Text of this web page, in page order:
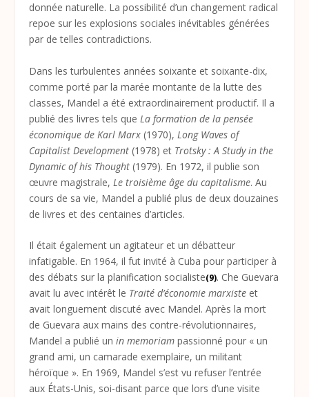
donnée naturelle. La possibilité d’un changement radical
repoe sur les explosions sociales inévitables générées
par de telles contradictions.
Dans les turbulentes années soixante et soixante-dix,
comme porté par la marée montante de la lutte des
classes, Mandel a été extraordinairement productif. Il a
publié des livres tels que La formation de la pensée
économique de Karl Marx (1970), Long Waves of
Capitalist Development(1978) et Trotsky : A Study in the
Dynamic of his Thought (1979). En 1972, il publie son
œuvre magistrale, Le troisième âge du capitalisme. Au
cours de sa vie, Mandel a publié plus de deux douzaines
de livres et des centaines d’articles.
Il était également un agitateur et un débatteur
infatigable. En 1964, il fut invité à Cuba pour participer à
des débats sur la planification socialiste(9). Che Guevara
avait lu avec intérêt le Traité d’économie marxiste et
avait longuement discuté avec Mandel. Après la mort
de Guevara aux mains des contre-révolutionnaires,
Mandel a publié unin memoriampassionné pour « un
grand ami, un camarade exemplaire, un militant
héroïque ». En 1969, Mandel s’est vu refuser l’entrée
aux États-Unis, soi-disant parce que lors d’une visite